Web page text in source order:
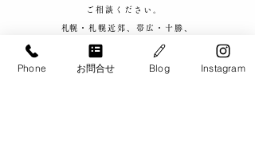
ご相談ください。
​札幌・札幌近郊、帯広・十勝、
旭川、千歳・恵庭エリアで ご対応致します。
​お電話でのお問い合わせ
Phone お問合せ Blog Instagram